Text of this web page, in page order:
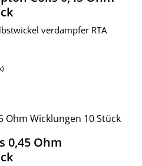
verdampfer RTA
0,45 Ohm